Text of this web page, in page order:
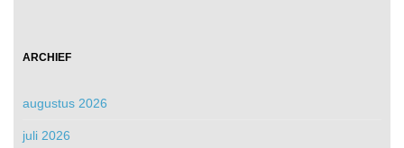
ARCHIEF
augustus 2026
juli 2026